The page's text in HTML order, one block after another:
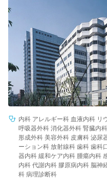
内科 アレルギー科 血液内科 リ
呼吸器外科 消化器外科 腎臓内
形成外科 美容外科 皮膚科 泌尿
ーション科 放射線科 歯科 歯科
器内科 緩和ケア内科 腫瘍内科
内科 代謝内科 膠原病内科 脳神
科 病理診断科